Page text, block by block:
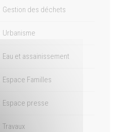
Gestion des déchets
Urbanisme
Eau et assainissement
Espace Familles
Espace presse
Travaux